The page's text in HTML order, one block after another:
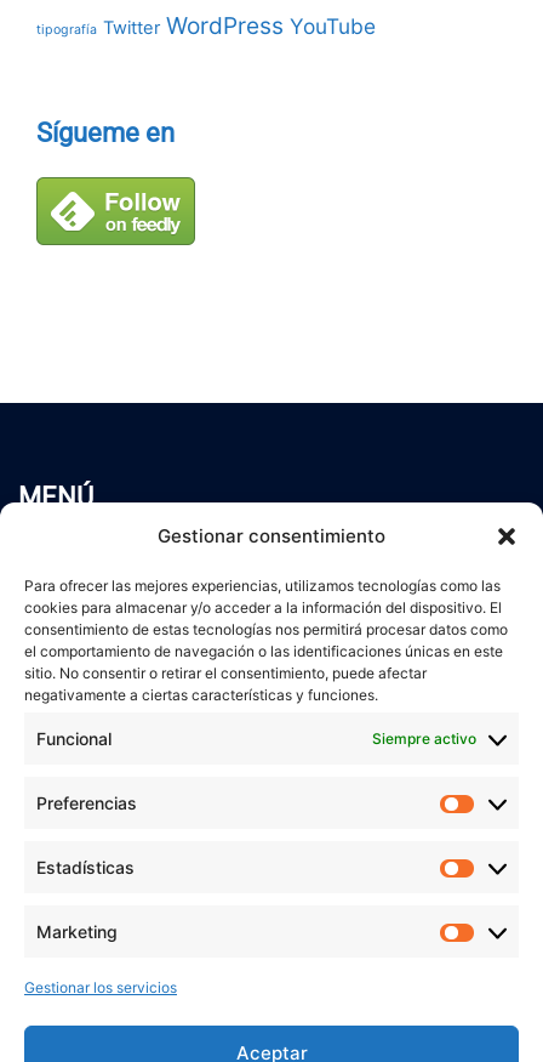
Gestionar consentimiento
Para ofrecer las mejores experiencias, utilizamos tecnologías como las
cookies para almacenar y/o acceder a la información del dispositivo. El
consentimiento de estas tecnologías nos permitirá procesar datos como
el comportamiento de navegación o las identificaciones únicas en este
sitio. No consentir o retirar el consentimiento, puede afectar
negativamente a ciertas características y funciones.
Funcional Siempre activo
Preferencias
Estadísticas
Marketing
Gestionar los servicios
Aceptar
tipografía Twitter WordPress YouTube
Sígueme en
MENÚ
Servicios
Blog
Contacto
Aviso Legal
Política de cookies
veronicaruiz.es
está bajo
NoComercial 4.0 Internacional
MÁS NOVEDADES EN MIS REDES